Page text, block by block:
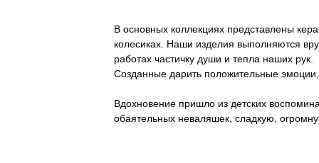
В основных коллекциях представлены
колесиках. Наши изделия выполняются
работах частичку души и тепла наших рук.
Созданные дарить положительные
Вдохновение пришло из детских
обаятельных неваляшек, сладкую,